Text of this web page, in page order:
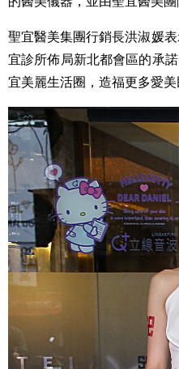
聖宜醫美集團行銷長洪淑媛
宜診所佈局新北都會區的承
宜美麗生活圈，造福更多愛美